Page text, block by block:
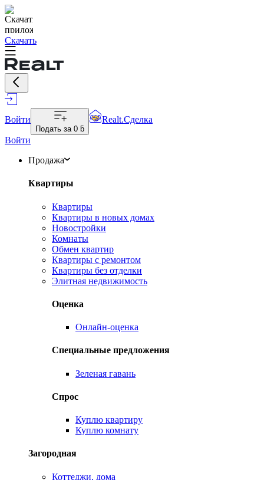
Скачать
Войти
Подать за 0 ƃ
Realt.Сделка
Войти
Продажа
Квартиры
Квартиры
Квартиры в новых домах
Новостройки
Комнаты
Обмен квартир
Квартиры с ремонтом
Квартиры без отделки
Элитная недвижимость
Оценка
Онлайн-оценка
Специальные предложения
Зеленая гавань
Спрос
Куплю квартиру
Куплю комнату
Загородная
Коттеджи, дома